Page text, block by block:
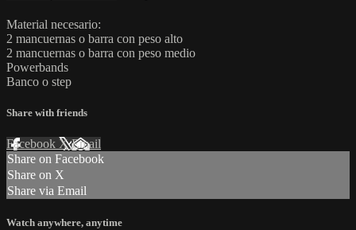
Material necesario:
2 mancuernas o barra con peso alto
2 mancuernas o barra con peso medio
Powerbands
Banco o step
Share with friends
Facebook XEmail
Share on Facebook
Share on X
Share via Email
Watch anywhere, anytime